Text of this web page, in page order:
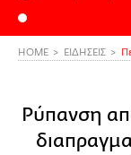
HOME ΕΙΔΗΣΕΙΣ
Ρύπανση